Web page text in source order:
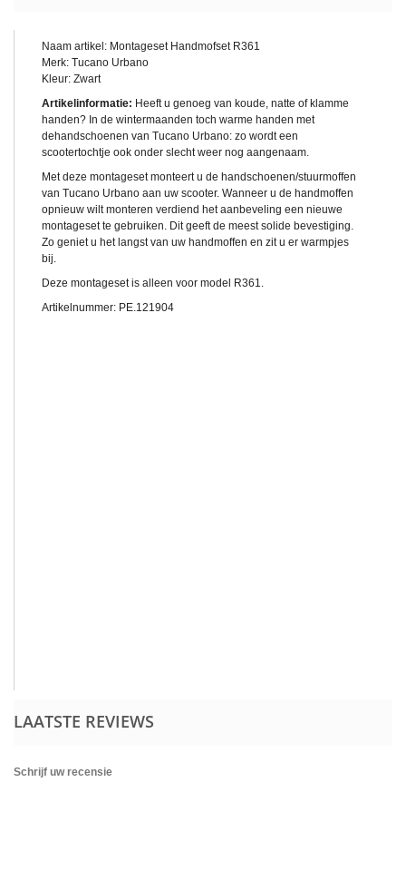
Naam artikel: Montageset Handmofset R361
Merk: Tucano Urbano
Kleur: Zwart
Artikelinformatie: Heeft u genoeg van koude, natte of klamme
handen? In de wintermaanden toch warme handen met
dehandschoenen van Tucano Urbano: zo wordt een
scootertochtje ook onder slecht weer nog aangenaam.
Met deze montageset monteert u de handschoenen/stuurmoffen
van Tucano Urbano aan uw scooter. Wanneer u de handmoffen
opnieuw wilt monteren verdiend het aanbeveling een nieuwe
montageset te gebruiken. Dit geeft de meest solide bevestiging.
Zo geniet u het langst van uw handmoffen en zit u er warmpjes
bij.
Deze montageset is alleen voor model R361.
Artikelnummer: PE.121904
LAATSTE REVIEWS
Schrijf uw recensie